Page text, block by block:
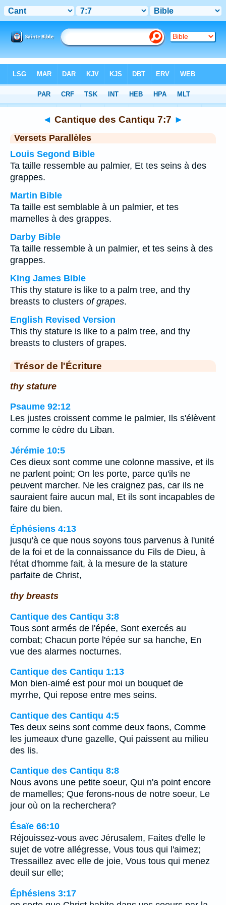
Cantique des Cantiqu > Chapitre 7> Verset
◄ Cantique des Cantiqu 7:7 ►
Versets Parallèles
Louis Segond Bible
Ta taille ressemble au palmier, Et tes seins à des
grappes.
Martin Bible
Ta taille est semblable à un palmier, et tes
mamelles à des grappes.
Darby Bible
Ta taille ressemble à un palmier, et tes seins à des
grappes.
King James Bible
This thy stature is like to a palm tree, and thy
breasts to clusters of grapes.
English Revised Version
This thy stature is like to a palm tree, and thy
breasts to clusters of grapes.
Trésor de l'Écriture
thy stature
Psaume 92:12
Les justes croissent comme le palmier, Ils s'élèvent
comme le cèdre du Liban.
Jérémie 10:5
Ces dieux sont comme une colonne massive, et ils
ne parlent point; On les porte, parce qu'ils ne
peuvent marcher. Ne les craignez pas, car ils ne
sauraient faire aucun mal, Et ils sont incapables de
faire du bien.
Éphésiens 4:13
jusqu'à ce que nous soyons tous parvenus à l'unité
de la foi et de la connaissance du Fils de Dieu, à
l'état d'homme fait, à la mesure de la stature
parfaite de Christ,
thy breasts
Cantique des Cantiqu 3:8
Tous sont armés de l'épée, Sont exercés au
combat; Chacun porte l'épée sur sa hanche, En
vue des alarmes nocturnes.
Cantique des Cantiqu 1:13
Mon bien-aimé est pour moi un bouquet de
myrrhe, Qui repose entre mes seins.
Cantique des Cantiqu 4:5
Tes deux seins sont comme deux faons, Comme
les jumeaux d'une gazelle, Qui paissent au milieu
des lis.
Cantique des Cantiqu 8:8
Nous avons une petite soeur, Qui n'a point encore
de mamelles; Que ferons-nous de notre soeur, Le
jour où on la recherchera?
Ésaïe 66:10
Réjouissez-vous avec Jérusalem, Faites d'elle le
sujet de votre allégresse, Vous tous qui l'aimez;
Tressaillez avec elle de joie, Vous tous qui menez
deuil sur elle;
Éphésiens 3:17